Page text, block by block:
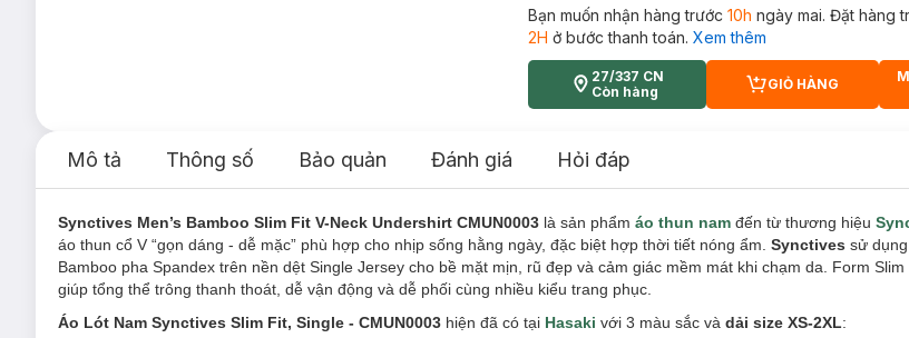
Bạn muốn nhận hàng trước 10h ngày mai. Đặt hàng
2H ở bước thanh toán. Xem thêm
27/337 CN
Còn hàng
CART PLUS ICON
GIỎ HÀNG
Mô tả Thông số Bảo quản Đánh giá Hỏi đáp
Synctives Men’s Bamboo Slim Fit V-Neck Undershirt CMUN0003 là sản phẩm áo thun nam đến từ thương hiệu
áo thun cổ V “gọn dáng - dễ mặc” phù hợp cho nhịp sống hằng ngày, đặc biệt hợp thời tiết nóng ẩm. Synctives sử
Bamboo pha Spandex trên nền dệt Single Jersey cho bề mặt mịn, rũ đẹp và cảm giác mềm mát khi chạm da. Form
giúp tổng thể trông thanh thoát, dễ vận động và dễ phối cùng nhiều kiểu trang phục.
Áo Lót Nam Synctives Slim Fit, Single - CMUN0003 hiện đã có tại Hasaki với 3 màu sắc và dải size XS-2XL: